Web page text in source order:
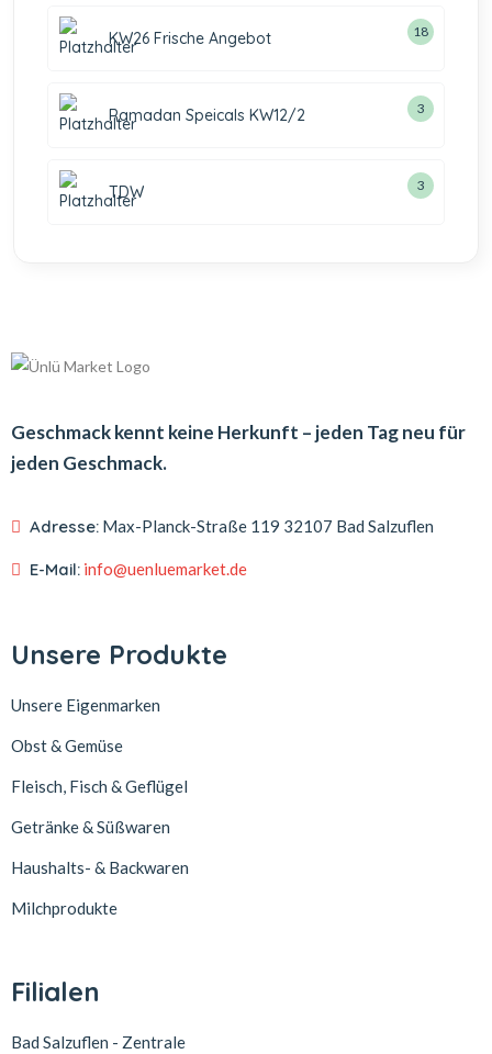
KW26 Frische Angebot 18
Ramadan Speicals KW12/2 3
TDW 3
Geschmack kennt keine Herkunft – jeden Tag neu für
jeden Geschmack.
Adresse: Max-Planck-Straße 119 32107 Bad Salzuflen
E-Mail: info@uenluemarket.de
Unsere Produkte
Unsere Eigenmarken
Obst & Gemüse
Fleisch, Fisch & Geflügel
Getränke & Süßwaren
Haushalts- & Backwaren
Milchprodukte
Filialen
Bad Salzuflen - Zentrale